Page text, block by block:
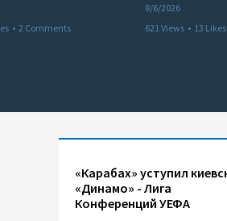
• 2 Comments
8/6/2026
621 Views • 13 Likes
«Карабах» уступил
«Динамо» - Лига
Конференций УЕФА